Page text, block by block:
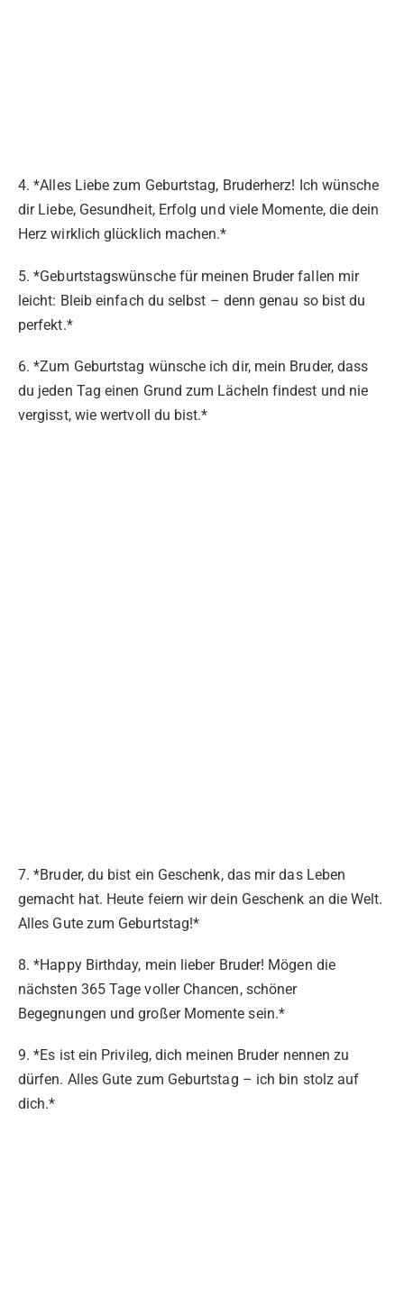
4. *Alles Liebe zum Geburtstag, Bruderherz! Ich wünsche
dir Liebe, Gesundheit, Erfolg und viele Momente, die dein
Herz wirklich glücklich machen.*
5. *Geburtstagswünsche für meinen Bruder fallen mir
leicht: Bleib einfach du selbst – denn genau so bist du
perfekt.*
6. *Zum Geburtstag wünsche ich dir, mein Bruder, dass
du jeden Tag einen Grund zum Lächeln findest und nie
vergisst, wie wertvoll du bist.*
7. *Bruder, du bist ein Geschenk, das mir das Leben
gemacht hat. Heute feiern wir dein Geschenk an die Welt.
Alles Gute zum Geburtstag!*
8. *Happy Birthday, mein lieber Bruder! Mögen die
nächsten 365 Tage voller Chancen, schöner
Begegnungen und großer Momente sein.*
9. *Es ist ein Privileg, dich meinen Bruder nennen zu
dürfen. Alles Gute zum Geburtstag – ich bin stolz auf
dich.*